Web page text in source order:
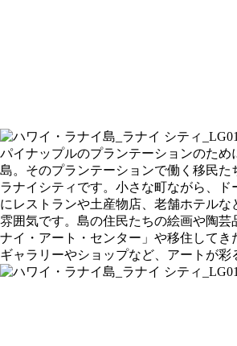
パイナップルのプランテーションのため
島。そのプランテーションで働く移民た
ラナイシティです。小さな町ながら、ド
にレストランや土産物店、老舗ホテルな
雰囲気です。島の住民たちの絵画や陶芸
ナイ・アート・センター」や移住してき
ギャラリーやショップなど、アートが彩